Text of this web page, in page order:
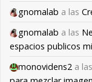
gnomalab a las
gnomalab a las
espacios publicos
monovidens2 a las